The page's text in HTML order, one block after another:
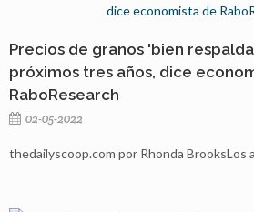
Precios de granos 'bien
próximos tres años, dice
RaboResearch
02-05-2022
thedailyscoop.com por Rhonda BrooksLos